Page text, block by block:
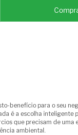
benefício para o seu
é a escolha inteligente
que precisam de uma
ambiental.